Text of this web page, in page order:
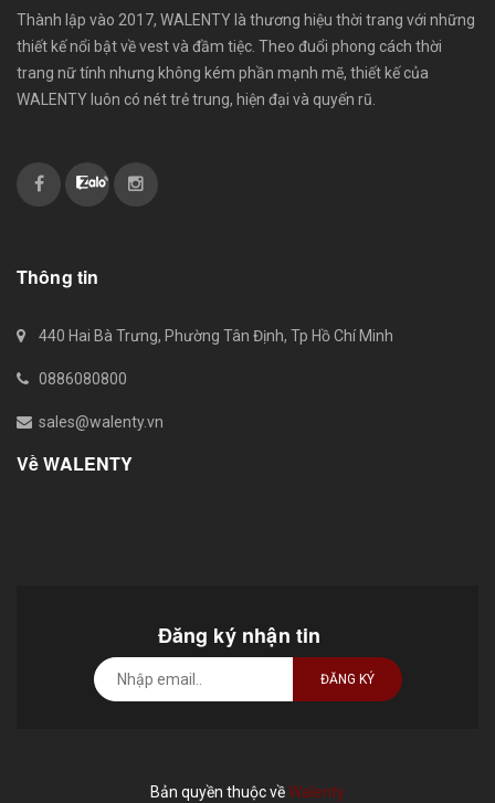
Thành lập vào 2017, WALENTY là thương hiệu thời trang với những
thiết kế nổi bật về vest và đầm tiệc. Theo đuổi phong cách thời
trang nữ tính nhưng không kém phần mạnh mẽ, thiết kế của
WALENTY luôn có nét trẻ trung, hiện đại và quyến rũ.
Thông tin
440 Hai Bà Trưng, Phường Tân Định, Tp Hồ Chí Minh
0886080800
sales@walenty.vn
Về WALENTY
Đăng ký nhận tin
ĐĂNG KÝ
Bản quyền thuộc vềWalenty